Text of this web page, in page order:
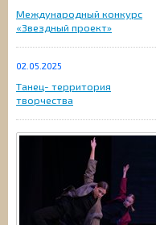
Международный конкурс
«Звездный проект»
02.05.2025
Танец- территория
творчества